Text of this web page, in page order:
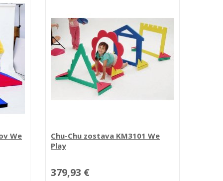
We
Chu-Chu zostava KM3101 We
Play
379,93 €